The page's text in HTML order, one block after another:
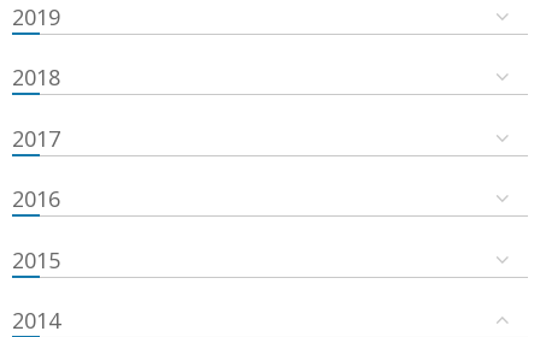
2019
2018
2017
2016
2015
2014